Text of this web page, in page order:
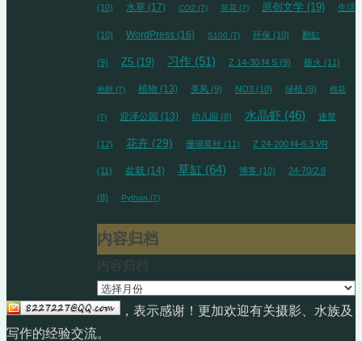
(10) 水草 (17) CO2 (7) 荷花 (7) 原创文学 (19) 生活
(10) WordPress (16) S100 (7) 环保 (10) 翻缸
(9) Z5 (19) 习作 (51) Z 14-30 f4 S (9) 极火 (11)
抱卵 (7) 植物 (13) 美凤 (9) NO3 (10) 绿植 (8) 桃花
(7) 迎泽公园 (13) 幼儿园 (8) 水晶虾 (46) 迷螯
(12) 花卉 (29) 珊瑚莫丝 (11) Z 24-200 f4-6.3 VR
(11) 盆栽 (14) 草缸 (64) 博客 (10) 24-70/2.8
(8) Python (7)
内容归档
内容归档
，表示感谢！更加欢迎有关摄影、水族及
写作的经验交流。